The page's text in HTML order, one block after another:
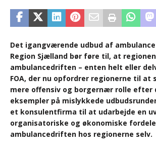
Det igangværende udbud af
Region Sjælland bør føre til, at
ambulancedriften – enten helt eller
FOA, der nu opfordrer regionerne til at
mere offensiv og borgernær rolle efter
eksempler på mislykkede
et konsulentfirma til at udarbejde en
organisatoriske og økonomiske
ambulancedriften hos regionerne selv.